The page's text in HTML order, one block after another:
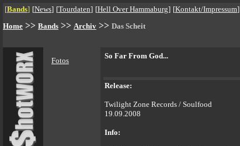
[Bands] [News] [Tourdaten] [Hell Over Hammaburg] [Kontakt/Impressum]
Home >> Bands >> Archiv >> Das Scheit
Fotos
So Far From God...
Release:
Twilight Zone Records / Soulfood
19.09.2008
Info: